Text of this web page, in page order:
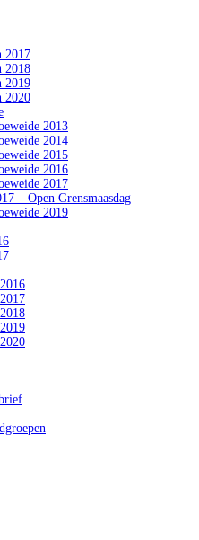
2017
2018
2019
2020
2013
2014
2015
2016
2017
– Open Grensmaasdag
2019